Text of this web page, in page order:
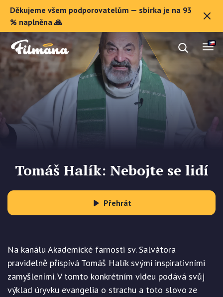
Děkujeme všem podporovatelům — sbírka je na 93
% naplněna 🙏
O Filmaně
Dárkové poukazy
Registrovat se
Tomáš Halík: Nebojte se lidí
Přehrát
Na kanálu Akademické farnosti sv. Salvátora
pravidelně přispívá Tomáš Halík svými inspirativními
zamyšleními. V tomto konkrétním videu podává svůj
výklad úryvku evangelia o strachu a toto slovo ze